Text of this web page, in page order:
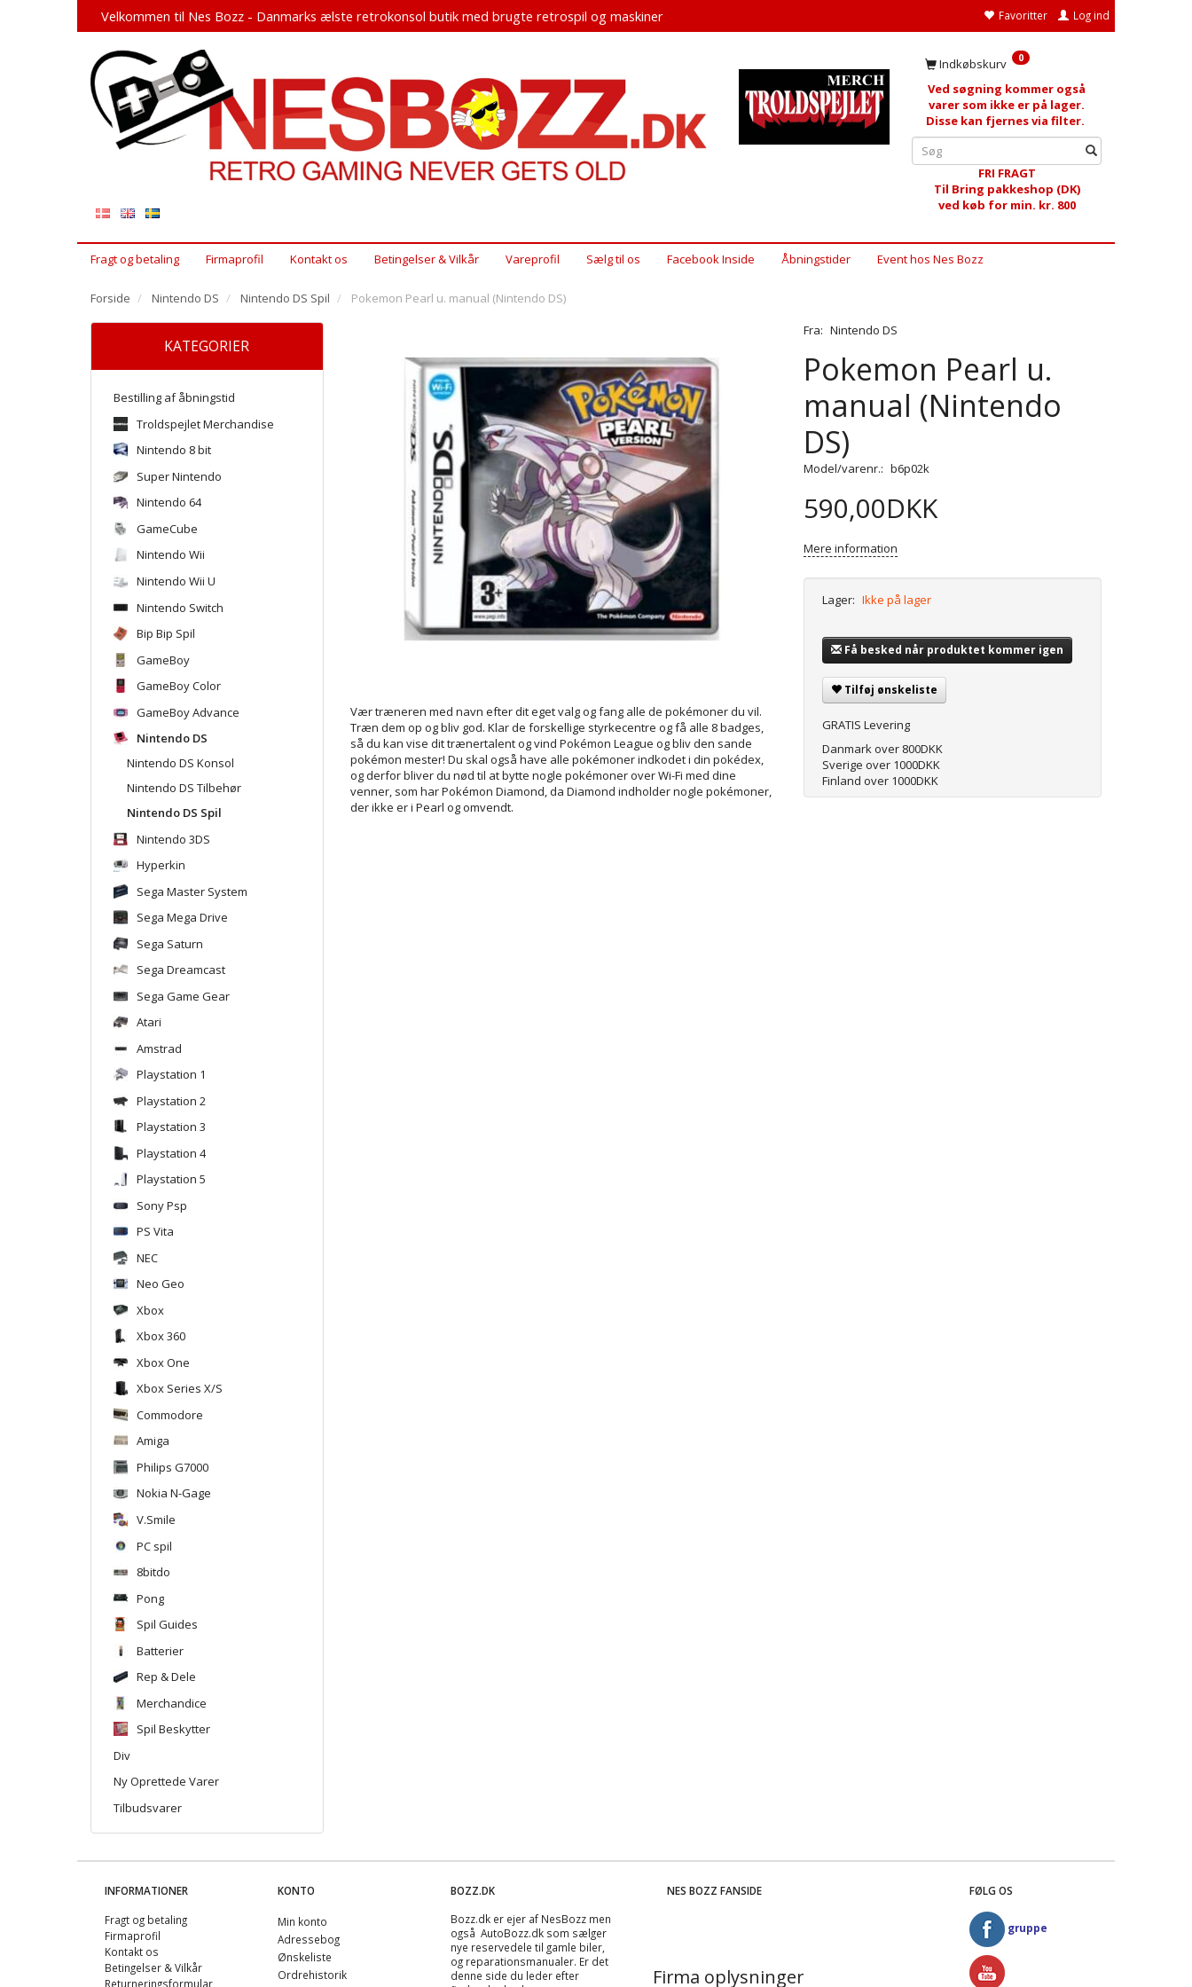
Favoritter Log ind
Velkommen til Nes Bozz - Danmarks ælste retrokonsol butik med brugte retrospil og maskiner
Indkøbskurv 0
Ved søgning kommer også
varer som ikke er på lager.
Disse kan fjernes via filter.
FRI FRAGT
Til Bring pakkeshop (DK)
ved køb for min. kr. 800
Fragt og betaling Firmaprofil Kontakt os Betingelser & Vilkår Vareprofil Sælg til os Facebook Inside Åbningstider Event hos Nes Bozz
Forside Nintendo DS Nintendo DS Spil Pokemon Pearl u. manual (Nintendo DS)
KATEGORIER
Bestilling af åbningstid
Troldspejlet Merchandise
Nintendo 8 bit
Super Nintendo
Nintendo 64
GameCube
Nintendo Wii
Nintendo Wii U
Nintendo Switch
Bip Bip Spil
GameBoy
GameBoy Color
GameBoy Advance
Nintendo DS
Nintendo DS Konsol
Nintendo DS Tilbehør
Nintendo DS Spil
Nintendo 3DS
Hyperkin
Sega Master System
Sega Mega Drive
Sega Saturn
Sega Dreamcast
Sega Game Gear
Atari
Amstrad
Playstation 1
Playstation 2
Playstation 3
Playstation 4
Playstation 5
Sony Psp
PS Vita
NEC
Neo Geo
Xbox
Xbox 360
Xbox One
Xbox Series X/S
Commodore
Amiga
Philips G7000
Nokia N-Gage
V.Smile
PC spil
8bitdo
Pong
Spil Guides
Batterier
Rep & Dele
Merchandice
Spil Beskytter
Div
Ny Oprettede Varer
Tilbudsvarer
Vær træneren med navn efter dit eget valg og fang alle de pokémoner du vil.
Træn dem op og bliv god. Klar de forskellige styrkecentre og få alle 8 badges,
så du kan vise dit trænertalent og vind Pokémon League og bliv den sande
pokémon mester! Du skal også have alle pokémoner indkodet i din pokédex,
og derfor bliver du nød til at bytte nogle pokémoner over Wi-Fi med dine
venner, som har Pokémon Diamond, da Diamond indholder nogle pokémoner,
der ikke er i Pearl og omvendt.
Fra: Nintendo DS
Pokemon Pearl u.
manual (Nintendo
DS)
Model/varenr.: b6p02k
590,00DKK
Mere information
Lager: Ikke på lager
Få besked når produktet kommer igen
Tilføj ønskeliste
GRATIS Levering
Danmark over 800DKK
Sverige over 1000DKK
Finland over 1000DKK
INFORMATIONER
Fragt og betaling
Firmaprofil
Kontakt os
Betingelser & Vilkår
Returneringsformular
KONTO
Min konto
Adressebog
Ønskeliste
Ordrehistorik
BOZZ.DK
Bozz.dk er ejer af NesBozz men
også AutoBozz.dk som sælger
nye reservedele til gamle biler,
og reparationsmanualer. Er det
denne side du leder efter
NES BOZZ FANSIDE
Firma oplysninger
FØLG OS
gruppe